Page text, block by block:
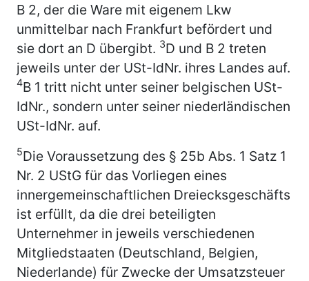
B 2, der die Ware mit eigenem Lkw
unmittelbar nach Frankfurt befördert und
sie dort an D übergibt. 3D und B 2 treten
jeweils unter der USt-IdNr. ihres Landes auf.
4B 1 tritt nicht unter seiner belgischen USt-
IdNr., sondern unter seiner niederländischen
USt-IdNr. auf.
5Die Voraussetzung des § 25b Abs. 1 Satz 1
Nr. 2 UStG für das Vorliegen eines
innergemeinschaftlichen Dreiecksgeschäfts
ist erfüllt, da die drei beteiligten
Unternehmer in jeweils verschiedenen
Mitgliedstaaten (Deutschland, Belgien,
Niederlande) für Zwecke der Umsatzsteuer